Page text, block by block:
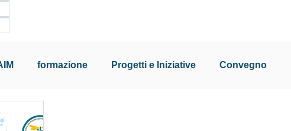
formazione Progetti e Iniziative Convegno